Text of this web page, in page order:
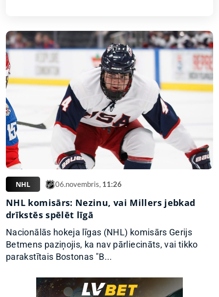
NHL 06.novembris, 11:26
NHL komisārs: Nezinu, vai Millers jebkad
drīkstēs spēlēt līgā
Nacionālās hokeja līgas (NHL) komisārs Gerijs
Betmens paziņojis, ka nav pārliecināts, vai tikko
parakstītais Bostonas "B...